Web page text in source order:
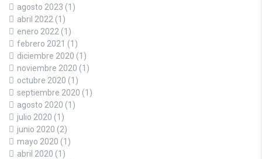
agosto 2023 (1)
abril 2022 (1)
enero 2022 (1)
febrero 2021 (1)
diciembre 2020 (1)
noviembre 2020 (1)
octubre 2020 (1)
septiembre 2020 (1)
agosto 2020 (1)
julio 2020 (1)
junio 2020 (2)
mayo 2020 (1)
abril 2020 (1)